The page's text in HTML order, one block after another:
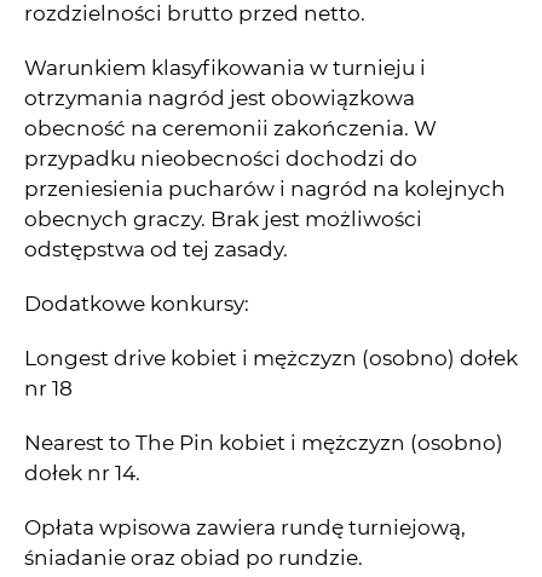
rozdzielności brutto przed netto.
Warunkiem klasyfikowania w turnieju i
otrzymania nagród jest obowiązkowa
obecność na ceremonii zakończenia. W
przypadku nieobecności dochodzi do
przeniesienia pucharów i nagród na kolejnych
obecnych graczy. Brak jest możliwości
odstępstwa od tej zasady.
Dodatkowe konkursy:
Longest drive kobiet i mężczyzn (osobno) dołek
nr 18
Nearest to The Pin kobiet i mężczyzn (osobno)
dołek nr 14.
Opłata wpisowa zawiera rundę turniejową,
śniadanie oraz obiad po rundzie.